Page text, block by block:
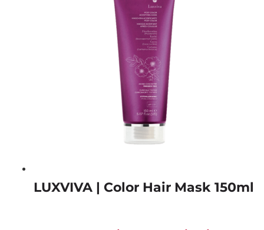
LUXVIVA | Color Hair Mask 150ml